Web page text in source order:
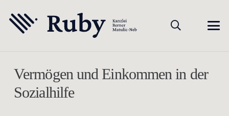
Vermögen und Einkommen in der
Sozialhilfe